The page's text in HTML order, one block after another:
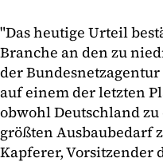
"Das heutige Urteil
Branche an den zu
der
auf einem der letzten
obwohl Deutschland
größten Ausbaubedarf
Kapferer, Vorsitzender